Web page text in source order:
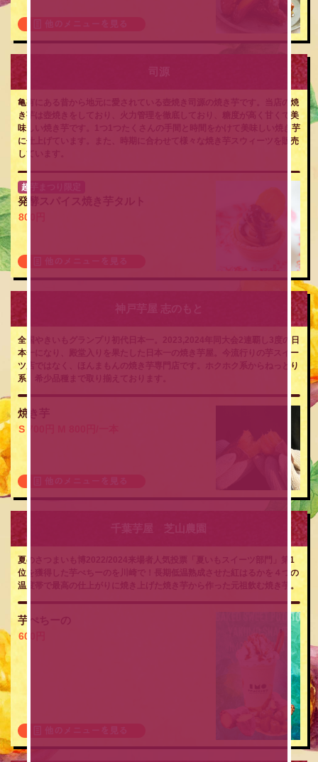
亀有にある昔から地元に愛されている壺焼き司源の焼き芋です。当店の焼
き芋は壺焼きをしており、火力管理を徹底しており、糖度が高く甘くて美
味しい焼き芋です。1つ1つたくさんの手間と時間をかけて美味しい焼き芋
に仕上げています。また、時期に合わせて様々な焼き芋スウィーツを販売
しています。
超芋まつり限定
発酵スパイス焼き芋タルト
800円
神戸芋屋 志のもと
全国やきいもグランプリ初代日本一。2023,2024年同大会2連覇し3度の日
本一になり、殿堂入りを果たした日本一の焼き芋屋。今流行りの芋スイー
ツ店ではなく、ほんまもんの焼き芋専門店です。ホクホク系からねっとり
系、希少品種まで取り揃えております。
焼き芋
S 700円 M 800円/一本
千葉芋屋 芝山農園
夏のさつまいも博2022/2024来場者人気投票「夏いもスイーツ部門」第1
位を獲得した芋ぺちーのを川崎で！長期低温熟成させた紅はるかを４つの
温度帯で最高の仕上がりに焼き上げた焼き芋から作った元祖飲む焼き芋。
芋ぺちーの
600円